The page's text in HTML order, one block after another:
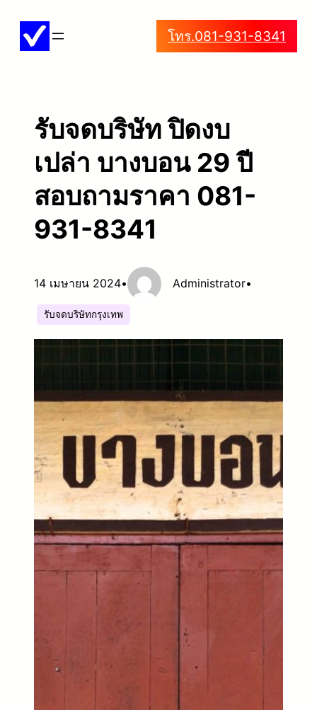
โทร.081-931-8341
รับจดบริษัท ปิดงบ
เปล่า บางบอน 29 ปี
สอบถามราคา 081-
931-8341
14 เมษายน 2024• Administrator•
รับจดบริษัทกรุงเทพ